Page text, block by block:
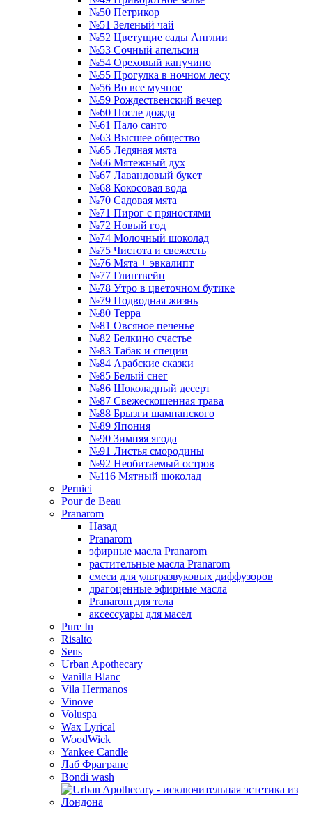
№50 Петрикор
№51 Зеленый чай
№52 Цветущие сады Англии
№53 Сочный апельсин
№54 Ореховый капучино
№55 Прогулка в ночном лесу
№56 Во все мучное
№59 Рождественский вечер
№60 После дождя
№61 Пало санто
№63 Высшее общество
№65 Ледяная мята
№66 Мятежный дух
№67 Лавандовый букет
№68 Кокосовая вода
№70 Садовая мята
№71 Пирог с пряностями
№72 Новый год
№74 Молочный шоколад
№75 Чистота и свежесть
№76 Мята + эвкалипт
№77 Глинтвейн
№78 Утро в цветочном бутике
№79 Подводная жизнь
№80 Терра
№81 Овсяное печенье
№82 Белкино счастье
№83 Табак и специи
№84 Арабские сказки
№85 Белый снег
№86 Шоколадный десерт
№87 Свежескошенная трава
№88 Брызги шампанского
№89 Япония
№90 Зимняя ягода
№91 Листья смородины
№92 Необитаемый остров
№116 Мятный шоколад
Pernici
Pour de Beau
Pranarom
Назад
Pranarom
эфирные масла Pranarom
растительные масла Pranarom
смеси для ультразвуковых диффузоров
драгоценные эфирные масла
Pranarom для тела
аксессуары для масел
Pure In
Risalto
Sens
Urban Apothecary
Vanilla Blanc
Vila Hermanos
Vinove
Voluspa
Wax Lyrical
WoodWick
Yankee Candle
Лаб Фрагранс
Bondi wash